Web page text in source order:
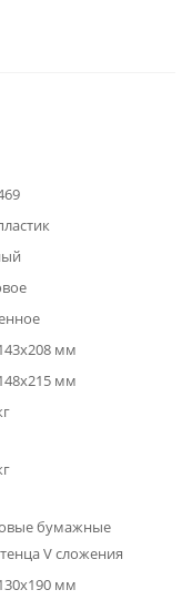
мм
мм
бумажные
V сложения
мм